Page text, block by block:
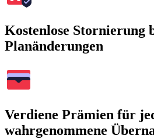
Kostenlose Stornierung
Planänderungen
Verdiene Prämien für
wahrgenommene